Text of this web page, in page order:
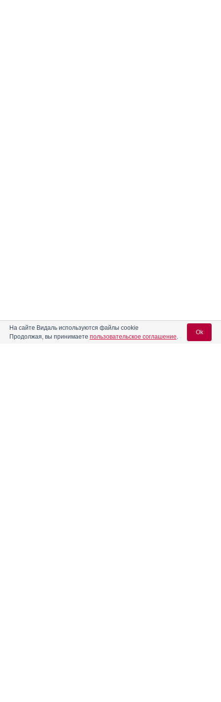
На сайте Видаль используются файлы cookie
Продолжая, вы принимаете пользовательское соглашение.
Ok